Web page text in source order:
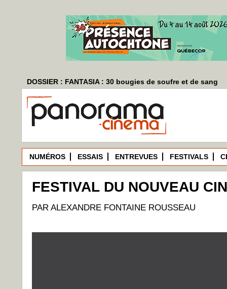
DOSSIER : FANTASIA : 30 bougies de soufre et de sang
NUMÉROS ESSAIS ENTREVUES FESTIVALS
FESTIVAL DU NOUVEAU
PAR ALEXANDRE FONTAINE ROUSSEAU